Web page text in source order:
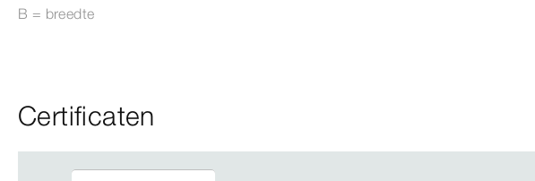
B = breedte
Certificaten